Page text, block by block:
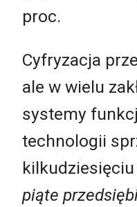
proc.
Cyfryzacja
ale w wielu
systemy
technologii
piąte